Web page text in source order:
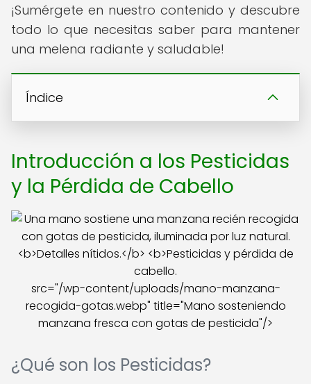
¡Sumérgete en nuestro contenido y descubre
todo lo que necesitas saber para mantener
una melena radiante y saludable!
Índice
Introducción a los Pesticidas
y la Pérdida de Cabello
src="/wp-content/uploads/mano-manzana-
recogida-gotas.webp" title="Mano sosteniendo
manzana fresca con gotas de pesticida"/>
¿Qué son los Pesticidas?